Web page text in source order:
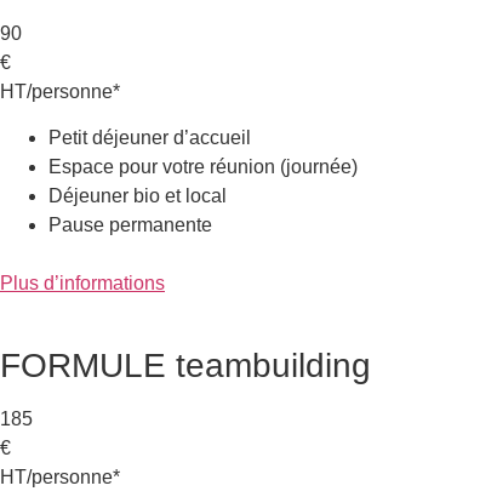
90
€
HT/personne*
Petit déjeuner d’accueil
Espace pour votre réunion (journée)
Déjeuner bio et local
Pause permanente
Plus d’informations
FORMULE teambuilding
185
€
HT/personne*